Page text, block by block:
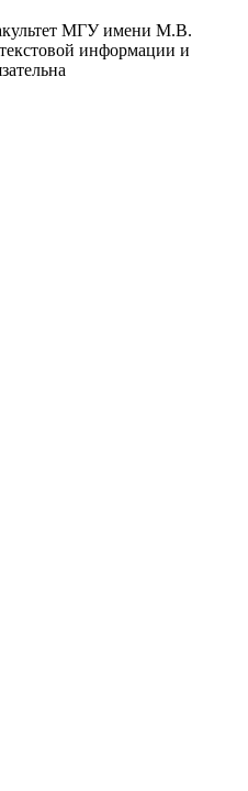
МГУ имени М.В.
информации и